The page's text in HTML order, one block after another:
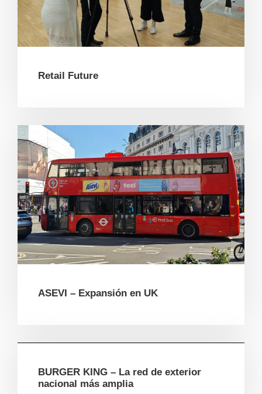
Retail Future
ASEVI – Expansión en UK
BURGER KING – La red de exterior
nacional más amplia